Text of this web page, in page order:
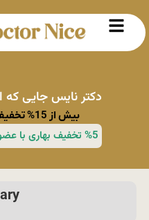
دکتر نایس جایی که
بیش از 15% تخفیف ویژه روی محصولات
%5 تخفیف بهاری با عضویت در کانال بله دکتر نایس